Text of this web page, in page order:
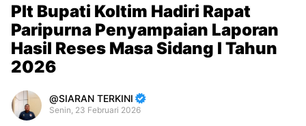
Plt Bupati Koltim Hadiri Rapat
Paripurna Penyampaian Laporan
Hasil Reses Masa Sidang I Tahun
2026
SIARAN TERKINI
Senin, 23 Februari 2026